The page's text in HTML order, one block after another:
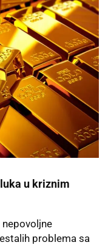
u kriznim
nepovoljne
problema sa